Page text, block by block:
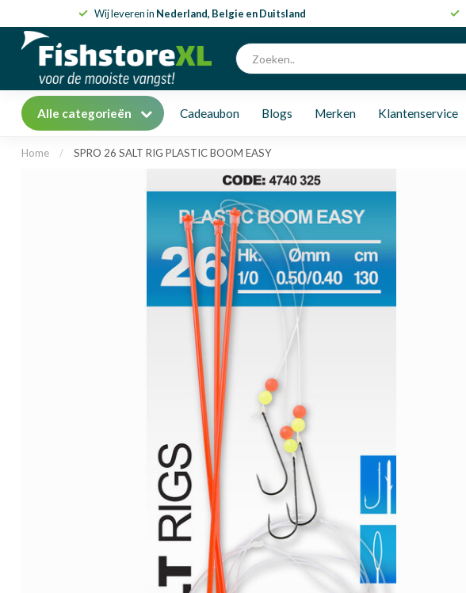
Wij leveren in Nederland, Belgie en Duitsland
Alle categorieën Cadeaubon Blogs Merken Klantenservice
Home / SPRO 26 SALT RIG PLASTIC BOOM EASY